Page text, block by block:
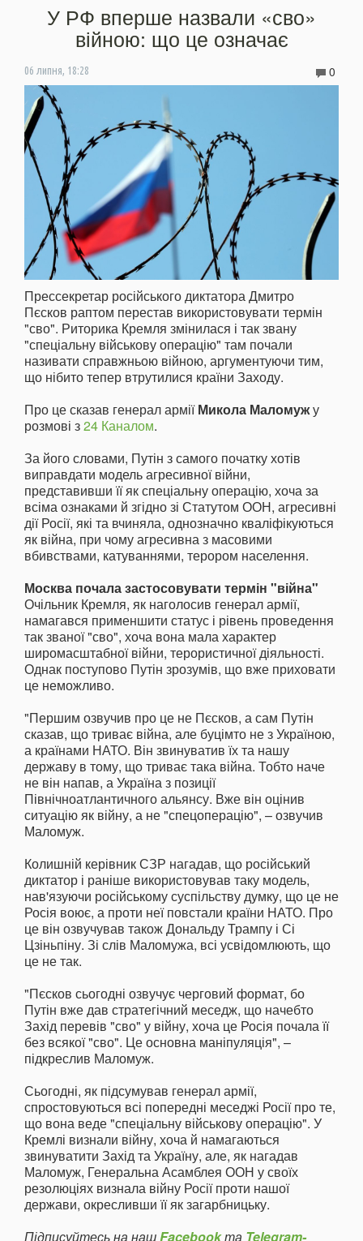
У РФ вперше назвали «сво»
війною: що це означає
06 липня, 18:28 0
Прессекретар російського диктатора Дмитро
Пєсков раптом перестав використовувати термін
"сво". Риторика Кремля змінилася і так звану
"спеціальну військову операцію" там почали
називати справжньою війною, аргументуючи тим,
що нібито тепер втрутилися країни Заходу.
Про це сказав генерал арміїМикола Маломужу
розмові з24 Каналом.
За його словами, Путін з самого початку хотів
виправдати модель агресивної війни,
представивши її як спеціальну операцію, хоча за
всіма ознаками й згідно зі Статутом ООН, агресивні
дії Росії, які та вчиняла, однозначно кваліфікуються
як війна, при чому агресивна з масовими
вбивствами, катуваннями, терором населення.
Москва почала застосовувати термін "війна"
Очільник Кремля, як наголосив генерал армії,
намагався применшити статус і рівень проведення
так званої "сво", хоча вона мала характер
широмасштабної війни, терористичної діяльності.
Однак поступово Путін зрозумів, що вже приховати
це неможливо.
"Першим озвучив про це не Пєсков, а сам Путін
сказав, що триває війна, але буцімто не з Україною,
а країнами НАТО. Він звинуватив їх та нашу
державу в тому, що триває така війна. Тобто наче
не він напав, а Україна з позиції
Північноатлантичного альянсу. Вже він оцінив
ситуацію як війну, а не "спецоперацію", – озвучив
Маломуж.
Колишній керівник СЗР нагадав, що російський
диктатор і раніше використовував таку модель,
нав'язуючи російському суспільству думку, що це не
Росія воює, а проти неї повстали країни НАТО. Про
це він озвучував також Дональду Трампу і Сі
Цзіньпіну. Зі слів Маломужа, всі усвідомлюють, що
це не так.
"Пєсков сьогодні озвучує черговий формат, бо
Путін вже дав стратегічний меседж, що начебто
Захід перевів "сво" у війну, хоча це Росія почала її
без всякої "сво". Це основна маніпуляція", –
підкреслив Маломуж.
Сьогодні, як підсумував генерал армії,
спростовуються всі попередні меседжі Росії про те,
що вона веде "спеціальну військову операцію". У
Кремлі визнали війну, хоча й намагаються
звинуватити Захід та Україну, але, як нагадав
Маломуж, Генеральна Асамблея ООН у своїх
резолюціях визнала війну Росії проти нашої
держави, окресливши її як загарбницьку.
Підписуйтесь на нашFacebookта Telegram-